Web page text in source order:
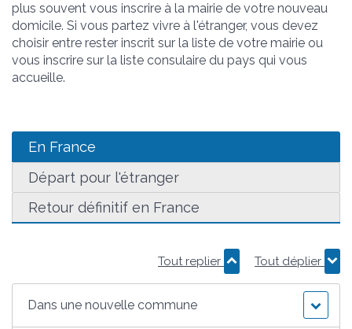
plus souvent vous inscrire à la mairie de votre nouveau
domicile. Si vous partez vivre à l'étranger, vous devez
choisir entre rester inscrit sur la liste de votre mairie ou
vous inscrire sur la liste consulaire du pays qui vous
accueille.
En France
Départ pour l'étranger
Retour définitif en France
Tout replier Tout déplier
Dans une nouvelle commune